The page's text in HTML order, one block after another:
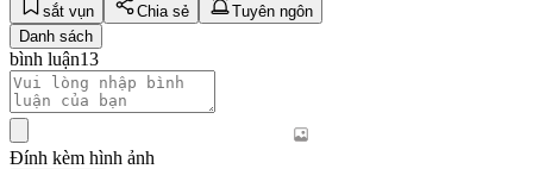
sắt vụn
Chia sẻ
Tuyên ngôn
Danh sách
bình luận13
Đính kèm hình ảnh